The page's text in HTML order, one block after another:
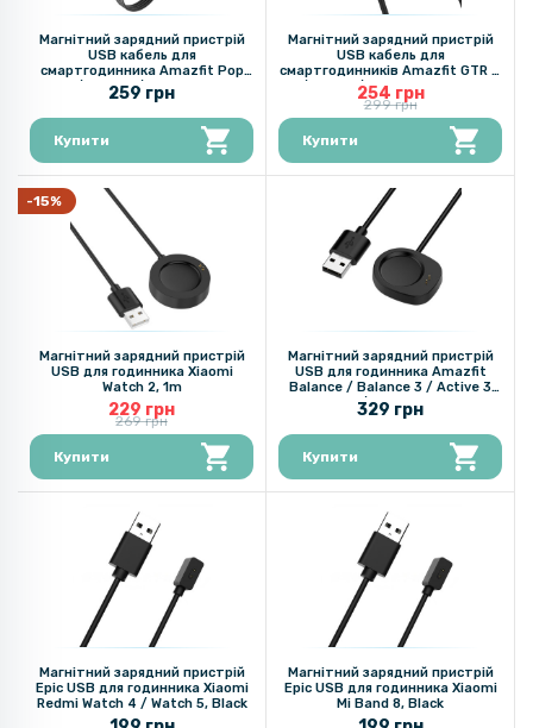
Магнітний зарядний пристрій
USB кабель для
смартгодинника Amazfit Pop
GTR2 / Zepp e / GTS2 1м, Black
259 грн
Купити
Магнітний зарядний пристрій
USB кабель для
смартгодинників Amazfit GTR 4
/ GTS 4 / T-Rex 2 1м, Black
254 грн
299 грн
Купити
-15%
Магнітний зарядний пристрій
USB для годинника Xiaomi
Watch 2, 1m
229 грн
269 грн
Купити
Магнітний зарядний пристрій
USB для годинника Amazfit
Balance / Balance 3 / Active 3
Premium / Active Max​, Black
329 грн
Купити
Магнітний зарядний пристрій
Epic USB для годинника Xiaomi
Redmi Watch 4 / Watch 5, Black
Магнітний зарядний пристрій
Epic USB для годинника Xiaomi
Mi Band 8, Black